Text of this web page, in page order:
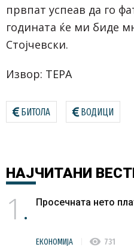
првпат успеав да го
годината ќе ми биде
Стојчевски.
Извор: ТЕРА
БИТОЛА ВОДИЦИ
НАЈЧИТАНИ
1 Просечната нето
ЕКОНОМИЈА visibility 731